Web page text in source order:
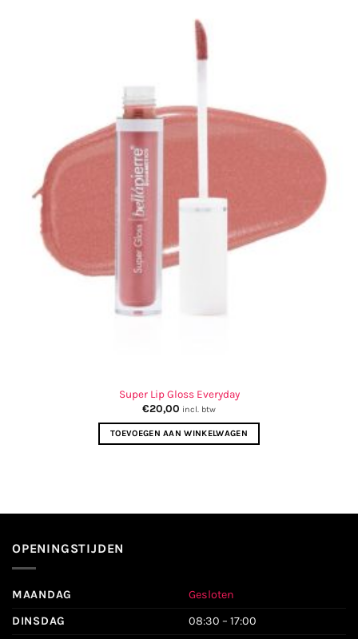
Super Lip Gloss Everyday
€20,00 incl. btw
TOEVOEGEN AAN WINKELWAGEN
OPENINGSTIJDEN
MAANDAG
Gesloten
DINSDAG
08:30 – 17:00